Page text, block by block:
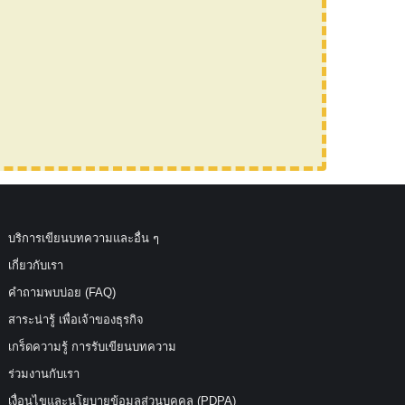
บริการเขียนบทความและอื่น ๆ
เกี่ยวกับเรา
คำถามพบบ่อย (FAQ)
สาระน่ารู้ เพื่อเจ้าของธุรกิจ
เกร็ดความรู้ การรับเขียนบทความ
ร่วมงานกับเรา
เงื่อนไขและนโยบายข้อมูลส่วนบุคคล (PDPA)